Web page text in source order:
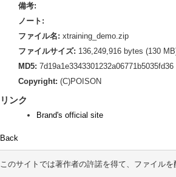
備考:
ノート:
ファイル名: xtraining_demo.zip
ファイルサイズ: 136,249,916 bytes (130
MD5: 7d19a1e3343301232a06771b5035fd36
Copyright: (C)POISON
リンク
Brand's official site
Back
このサイトでは著作者の許諾を得て、ファイル